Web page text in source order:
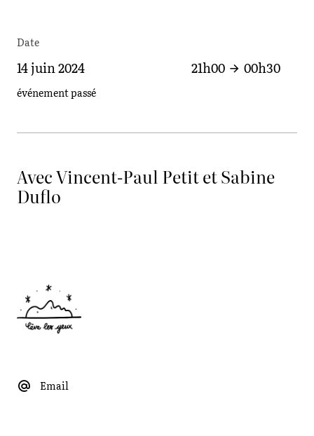
Date
14 juin 2024 21h00 00h30
événement passé
Avec Vincent-Paul Petit et Sabine
Duflo
Email